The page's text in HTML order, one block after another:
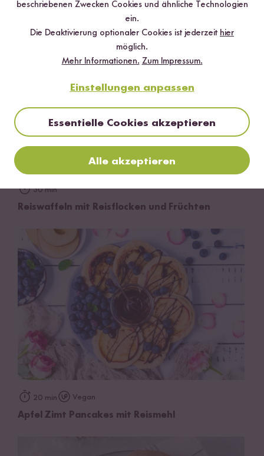
30 min
Reiswaffeln mit Reisflocken und Früchten
20 min Vegan
Apfel Zimt Pancakes mit Reismehl
beschriebenen Zwecken Cookies und ähnliche Technologien
ein.
Die Deaktivierung optionaler Cookies ist jederzeit hier
möglich.
Mehr Informationen. Zum Impressum.
Einstellungen anpassen
Essentielle Cookies akzeptieren
Alle akzeptieren